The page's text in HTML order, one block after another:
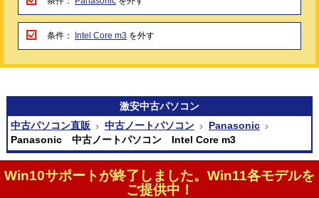
条件： Intel Core m3 を外す
激安中古パソコン
中古パソコン直販
中古ノートパソコン
Panasonic
Panasonic 中古ノートパソコン Intel Core m3
Win10サポートが終了しました。Win11各モデルを
ご提供中！